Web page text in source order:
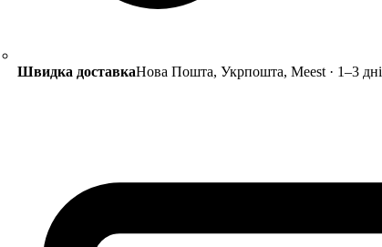
Швидка доставкаНова Пошта, Укрпошта, Meest · 1–3 дні